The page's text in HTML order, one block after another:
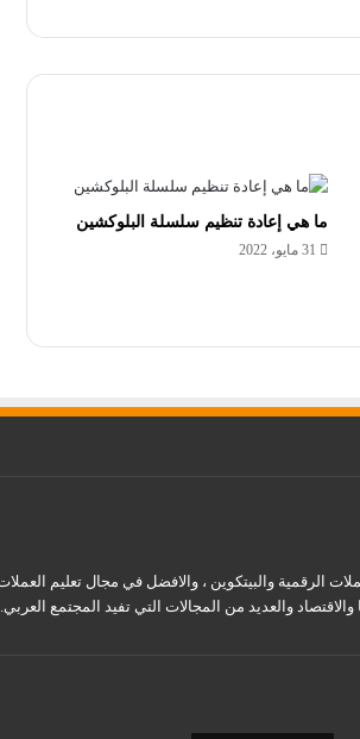
ما هي إعادة تنظيم سلسلة البلوكشين
31 مايو، 2022
والعديد من المجالات التي تفيد المجتمع العربي.